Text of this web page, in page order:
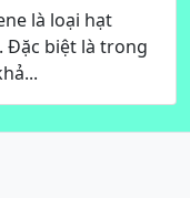
là loại hạt
Đặc biệt là trong